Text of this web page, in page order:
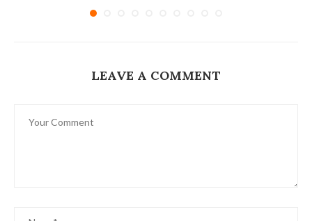
LEAVE A COMMENT